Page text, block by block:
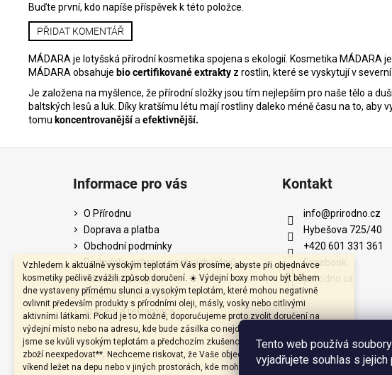
Tento web používá
vyjadřujete souhlas s
Vzhledem k aktuálně vysokým teplotám Vás prosíme, abyste při objednávce
kosmetiky pečlivě zvážili způsob doručení. ☀️ Výdejní boxy mohou být během
dne vystaveny přímému slunci a vysokým teplotám, které mohou negativně
ovlivnit především produkty s přírodními oleji, másly, vosky nebo citlivými
aktivními látkami. Pokud je to možné, doporučujeme proto zvolit doručení na
výdejní místo nebo na adresu, kde bude zásilka co nejdříve převzata. Zároveň
jsme se kvůli vysokým teplotám a předchozím zkušenostem rozhodli **v pátky
zboží neexpedovat**. Nechceme riskovat, že Vaše objednávka zůstane přes
víkend ležet na depu nebo v jiných prostorách, kde mohou teploty vystoupat
Buďte první, kdo napíše příspěvek k této položce.
PŘIDAT KOMENTÁŘ
MÁDARA je lotyšská přírodní kosmetika spojena s ekologií. Kosmetika
MÁDARA obsahuje bio certifikované extrakty z rostlin, které se vyskytují v
Je založena na myšlence, že přírodní složky jsou tím nejlepším pro naše tělo a
baltských lesů a luk. Díky kratšímu létu mají rostliny daleko méně času na to,
tomu koncentrovanějšía efektivnější.
Informace pro vás
O Přírodnu
Doprava a platba
Obchodní podmínky
Podmínky ochrany osobních údajů
Věrnostní program
Hodnocení obchodu
Vrácení a reklamace
Kontakt
info@prirodno.cz
Hybešova 725/40
+420 601 331 361
Facebook
prirodno.cz